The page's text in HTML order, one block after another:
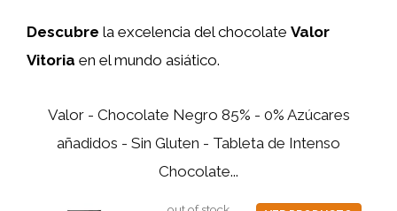
Descubre la excelencia del chocolate Valor
Vitoria en el mundo asiático.
Valor - Chocolate Negro 85% - 0% Azúcares
añadidos - Sin Gluten - Tableta de Intenso
Chocolate...